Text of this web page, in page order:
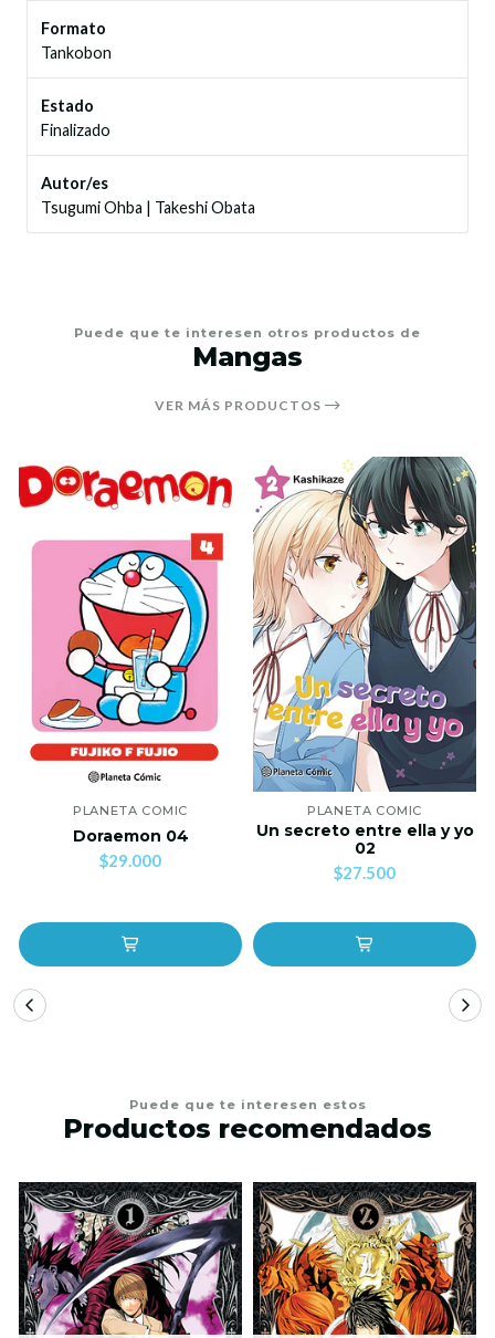
Formato
Tankobon
Estado
Finalizado
Autor/es
Tsugumi Ohba | Takeshi Obata
Puede que te interesen otros productos de
Mangas
VER MÁS PRODUCTOS
PLANETA COMIC
Doraemon 04
$29.000
PLANETA COMIC
Un secreto entre ella y yo
02
$27.500
Puede que te interesen estos
Productos recomendados